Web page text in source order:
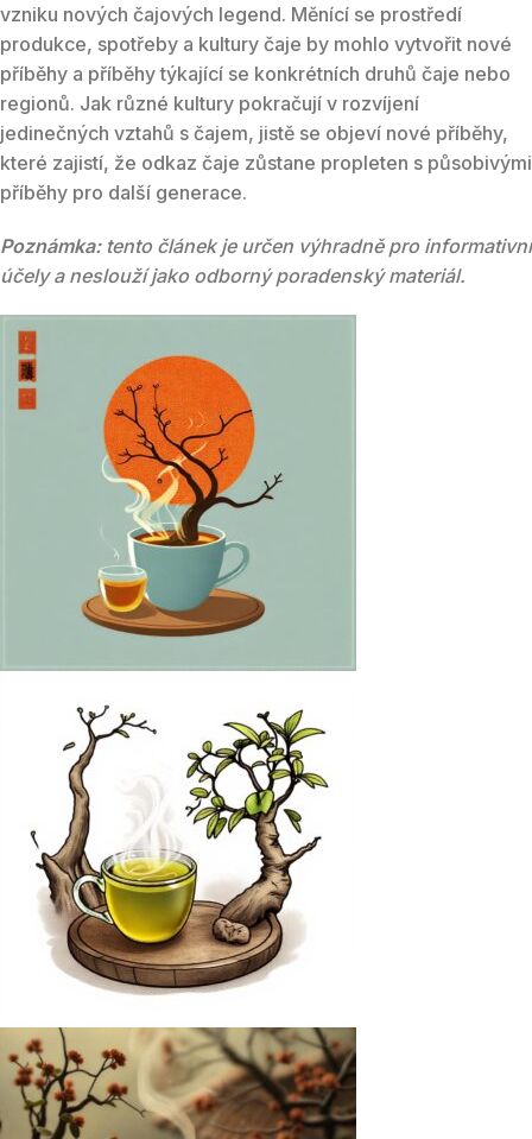
vzniku nových čajových legend. Měnící se prostředí
produkce, spotřeby a kultury čaje by mohlo vytvořit nové
příběhy a příběhy týkající se konkrétních druhů čaje nebo
regionů. Jak různé kultury pokračují v rozvíjení
jedinečných vztahů s čajem, jistě se objeví nové příběhy,
které zajistí, že odkaz čaje zůstane propleten s působivými
příběhy pro další generace.
Poznámka:tento článek je určen výhradně pro informativní
účely a neslouží jako odborný poradenský materiál.